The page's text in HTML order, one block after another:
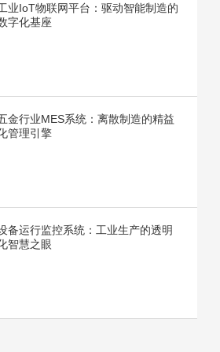
业IoT物联网平台：驱动智能制造的
字化基座
金行业MES系统：离散制造的精益
管理引擎
备运行监控系统：工业生产的透明
智慧之眼